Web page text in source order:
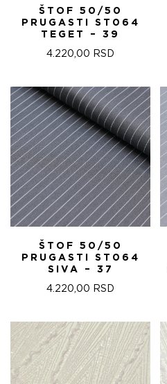
ŠTOF 50/50
PRUGASTI ST064
TEGET – 39
4.220,00 RSD
ŠTOF 50/50
PRUGASTI ST064
SIVA – 37
4.220,00 RSD